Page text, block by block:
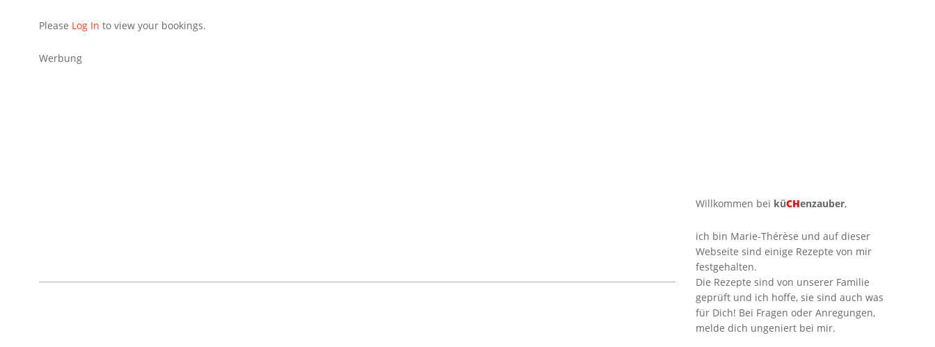
Please Log In to view your bookings.
Werbung
Willkommen bei küCHenzauber,
ich bin Marie-Thérèse und auf dieser
Webseite sind einige Rezepte von mir
festgehalten.
Die Rezepte sind von unserer Familie
geprüft und ich hoffe, sie sind auch was
für Dich! Bei Fragen oder Anregungen,
melde dich ungeniert bei mir.